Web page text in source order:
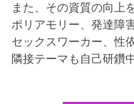
また、その資質の向上
ポリアモリー、発達障
セックスワーカー、性
隣接テーマも自己研鑽